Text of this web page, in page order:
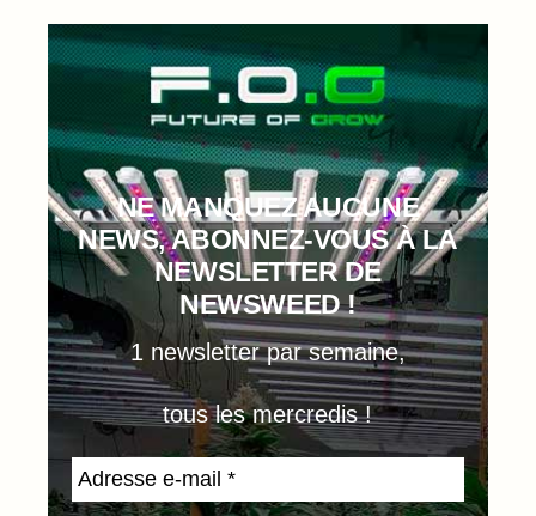
NE MANQUEZ AUCUNE
NEWS, ABONNEZ-VOUS À LA
NEWSLETTER DE
NEWSWEED !
1 newsletter par semaine,
tous les mercredis !